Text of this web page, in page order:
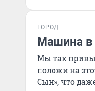
ГОРОД
Машина в
Мы так
положи на
Сын», что